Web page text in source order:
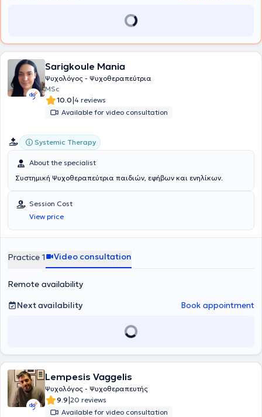
Sarigkoule Mania
Ψυχολόγος - Ψυχοθεραπεύτρια
MSc
10.0|4 reviews
Available for video consultation
Systemic Therapy
About the specialist
Συστημική Ψυχοθεραπεύτρια παιδιών, εφήβων και ενηλίκων.
Session Cost
View price
Practice 1 Video consultation
Remote availability
Next availability
Book appointment
Lempesis Vaggelis
Ψυχολόγος - Ψυχοθεραπευτής
9.9|20 reviews
Available for video consultation